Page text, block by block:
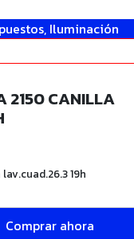
Iluminación
2150 CANILLA
19h
Comprar ahora